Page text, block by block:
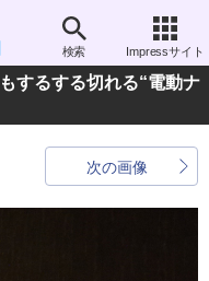
検索 Impressサイト
するする切れる“電動ナ
次の画像